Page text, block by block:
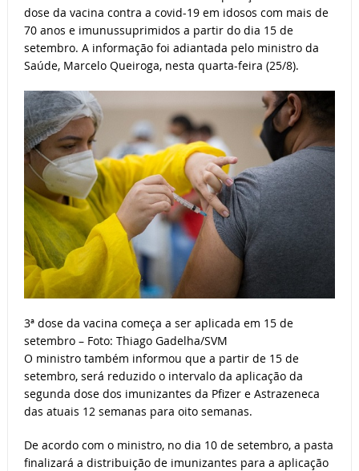
dose da vacina contra a covid-19 em idosos com mais de
70 anos e imunussuprimidos a partir do dia 15 de
setembro. A informação foi adiantada pelo ministro da
Saúde, Marcelo Queiroga, nesta quarta-feira (25/8).
3ª dose da vacina começa a ser aplicada em 15 de
setembro – Foto: Thiago Gadelha/SVM
O ministro também informou que a partir de 15 de
setembro, será reduzido o intervalo da aplicação da
segunda dose dos imunizantes da Pfizer e Astrazeneca
das atuais 12 semanas para oito semanas.
De acordo com o ministro, no dia 10 de setembro, a pasta
finalizará a distribuição de imunizantes para a aplicação